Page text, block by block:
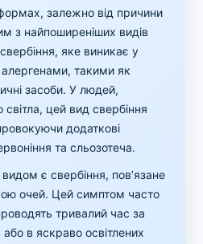
залежно від причини
з найпоширеніших видів
яке виникає у
алергенами, такими як
засоби. У людей,
цей вид свербіння
додаткові
та сльозотеча.
є свербіння, пов’язане
очей. Цей симптом часто
тривалий час за
в яскраво освітлених